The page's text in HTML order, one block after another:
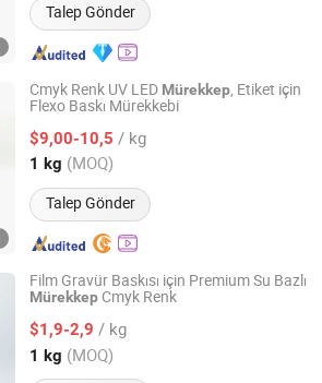
Talep Gönder
Cmyk Renk UV LED Mürekkep, Etiket için
Flexo Baskı Mürekkebi
$9,00-10,5 / kg
1 kg (MOQ)
Talep Gönder
Ink Co., Ltd.
Fiyat 2024
Film Gravür Baskısı için Premium Su Bazlı
Mürekkep Cmyk Renk
$1,9-2,9 / kg
1 kg (MOQ)
Ink Co., Ltd.
Fiyat 2024